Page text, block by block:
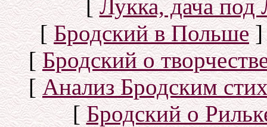
[Лукка, дача под
[Бродский в Польше]
[Бродский о
[Анализ Бродским
[Бродский о